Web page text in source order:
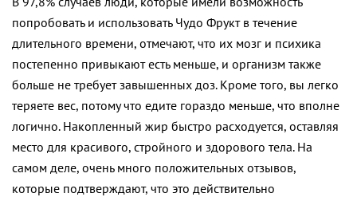
попробовать и использовать Чудо Фрукт в течение
длительного времени, отмечают, что их мозг и психика
постепенно привыкают есть меньше, и организм также
больше не требует завышенных доз. Кроме того, вы легко
теряете вес, потому что едите гораздо меньше, что вполне
логично. Накопленный жир быстро расходуется, оставляя
место для красивого, стройного и здорового тела. На
самом деле, очень много положительных отзывов,
которые подтверждают, что это действительно